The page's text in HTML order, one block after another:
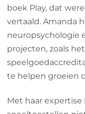
boek Play, dat
vertaald. Amanda
neuropsychologie
projecten, zoals
te helpen groeien
Met haar